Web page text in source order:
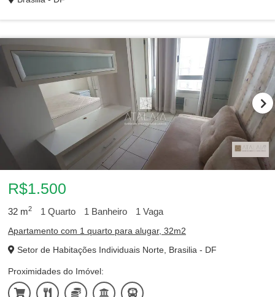
R$1.500
32 m2 1 Quarto 1 Banheiro 1 Vaga
Apartamento com 1 quarto para alugar, 32m2
Setor de Habitações Individuais Norte, Brasilia - DF
Proximidades do Imóvel: